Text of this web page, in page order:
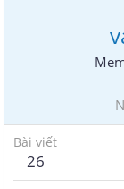
Bài viết
26